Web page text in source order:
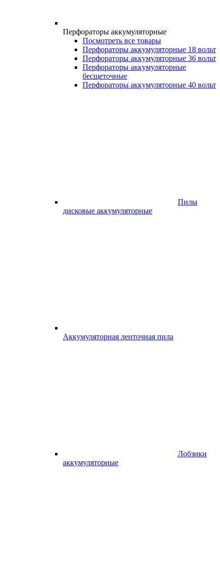
Перфораторы аккумуляторные
Посмотреть все товары
Перфораторы аккумуляторные 18 вольт
Перфораторы аккумуляторные 36 вольт
Перфораторы аккумуляторные
бесщеточные
Перфораторы аккумуляторные 40 вольт
Пилы
дисковые аккумуляторные
Аккумуляторная ленточная пила
Лобзики
аккумуляторные